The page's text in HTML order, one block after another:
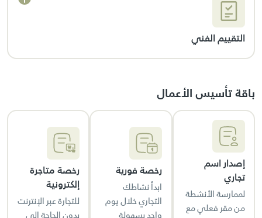
التقييم الفني
باقة تأسيس الأعمال
إصدار اسم
تجاري
لممارسة الأنشطة
من مقر فعلي مع
رخصة فورية
ابدأ نشاطك
التجاري خلال يوم
رخصة متاجرة
إلكترونية
للتجارة عبر الإنترنت